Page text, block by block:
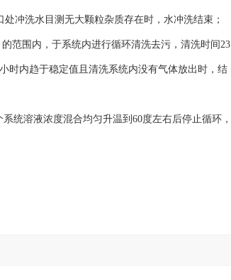
冲洗水目测无大颗粒杂质存在时，水冲洗结束；
范围内，于系统内进行循环清洗去污，清洗时间23
时内趋于稳定值且清洗系统内没有气体放出时，结
统溶液浓度混合均匀升温到60度左右后停止循环，